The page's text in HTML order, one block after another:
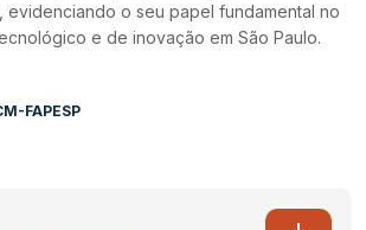
evidenciando o seu papel fundamental no
e de inovação em São Paulo.
FAPESP